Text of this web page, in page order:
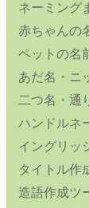
ネーミング
赤ちゃんの
ペットの名
あだ名・ニ
二つ名・通
ハンドルネ
イングリッ
タイトル作
造語作成ツ